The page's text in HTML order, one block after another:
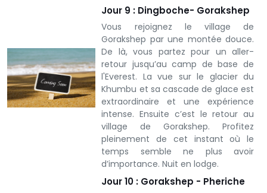
Jour 9 : Dingboche- Gorakshep
Vous rejoignez le village de
Gorakshep par une montée douce.
De là, vous partez pour un aller-
retour jusqu’au camp de base de
l'Everest. La vue sur le glacier du
Khumbu et sa cascade de glace est
extraordinaire et une expérience
intense. Ensuite c’est le retour au
village de Gorakshep. Profitez
pleinement de cet instant où le
temps semble ne plus avoir
d’importance. Nuit en lodge.
Jour 10 : Gorakshep - Pheriche